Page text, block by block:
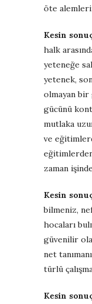
öte
Kesin
halk
yeteneğe
yetenek,
olmayan
gücünü
mutlaka
ve
zaman
Kesin
bilmeniz,
hocaları
güvenilir
net
türlü
Kesin